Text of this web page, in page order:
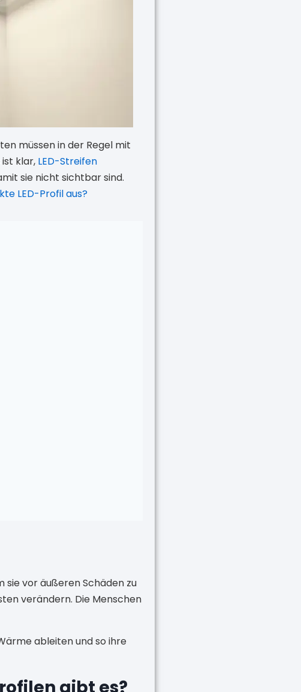
müssen in der Regel mit
klar, LED-Streifen
sie nicht sichtbar sind.
LED-Profil aus?
sie vor äußeren Schäden zu
verändern. Die Menschen
ableiten und so ihre